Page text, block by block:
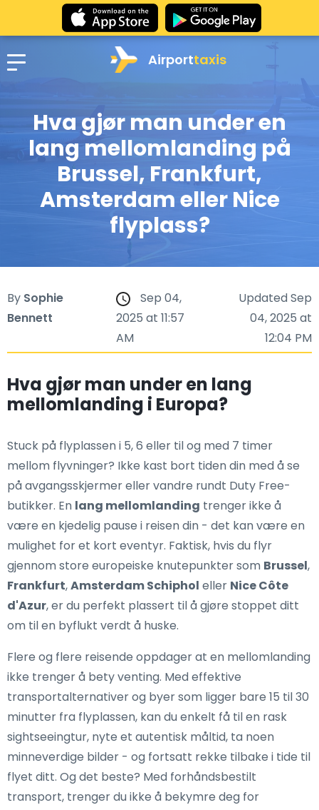
Airporttaxis
Hva gjør man under en
lang mellomlanding på
Brussel, Frankfurt,
Amsterdam eller Nice
flyplass?
By Sophie
Bennett
Sep 04,
2025 at 11:57
AM
Updated Sep
04, 2025 at
12:04 PM
Hva gjør man under en lang
mellomlanding i Europa?
Stuck på flyplassen i 5, 6 eller til og med 7 timer
mellom flyvninger? Ikke kast bort tiden din med å se
på avgangsskjermer eller vandre rundt Duty Free-
butikker. En lang mellomlanding trenger ikke å
være en kjedelig pause i reisen din - det kan være en
mulighet for et kort eventyr. Faktisk, hvis du flyr
gjennom store europeiske knutepunkter som Brussel,
Frankfurt,Amsterdam Schiphol eller Nice Côte
d'Azur, er du perfekt plassert til å gjøre stoppet ditt
om til en byflukt verdt å huske.
Flere og flere reisende oppdager at en mellomlanding
ikke trenger å bety venting. Med effektive
transportalternativer og byer som ligger bare 15 til 30
minutter fra flyplassen, kan du enkelt få til en rask
sightseeingtur, nyte et autentisk måltid, ta noen
minneverdige bilder - og fortsatt rekke tilbake i tide til
flyet ditt. Og det beste? Med forhåndsbestilt
transport, trenger du ikke å bekymre deg for